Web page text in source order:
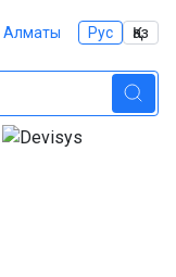
Алматы Рус Қаз